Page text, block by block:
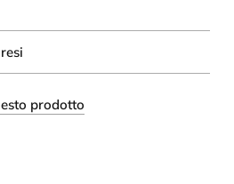
prodotto